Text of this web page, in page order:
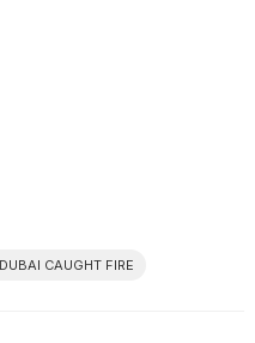
CAUGHT FIRE